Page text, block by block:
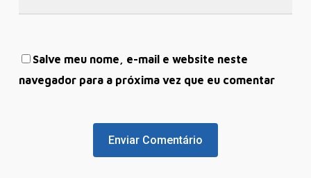
Salve meu nome, e-mail e website neste
navegador para a próxima vez que eu comentar